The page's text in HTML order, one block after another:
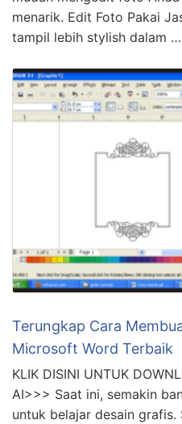
menarik. Edit Foto Pakai
tampil lebih stylish dalam …
Terungkap Cara
Microsoft Word Terbaik
KLIK DISINI UNTUK
AI>>> Saat ini, semakin
untuk belajar desain